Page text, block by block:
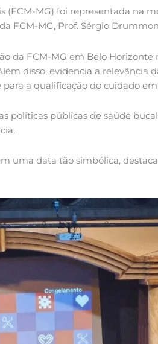
(FCM-MG) foi representada na
FCM-MG, Prof. Sérgio
da FCM-MG em Belo
disso, evidencia a
a qualificação do cuidado
públicas de saúde
uma data tão simbólica,